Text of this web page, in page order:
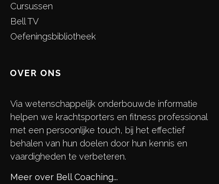
Cursussen
Bell TV
Oefeningsbibliotheek
OVER ONS
Via wetenschappelijk onderbouwde informatie
helpen we krachtsporters en fitness professional
met een persoonlijke touch, bij het effectief
behalen van hun doelen door hun kennis en
vaardigheden te verbeteren.
Meer over Bell Coaching...